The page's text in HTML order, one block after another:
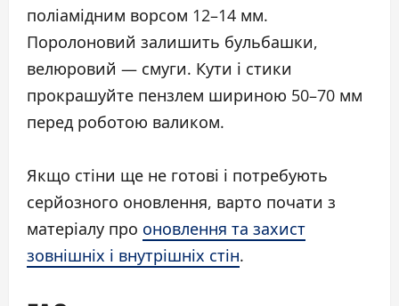
поліамідним ворсом 12–14 мм.
Поролоновий залишить бульбашки,
велюровий — смуги. Кути і стики
прокрашуйте пензлем шириною 50–70 мм
перед роботою валиком.
Якщо стіни ще не готові і потребують
серйозного оновлення, варто почати з
матеріалу про оновлення та захист
зовнішніх і внутрішніх стін.